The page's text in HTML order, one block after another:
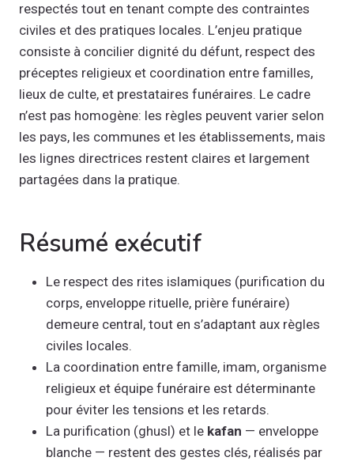
respectés tout en tenant compte des contraintes
civiles et des pratiques locales. L’enjeu pratique
consiste à concilier dignité du défunt, respect des
préceptes religieux et coordination entre familles,
lieux de culte, et prestataires funéraires. Le cadre
n’est pas homogène: les règles peuvent varier selon
les pays, les communes et les établissements, mais
les lignes directrices restent claires et largement
partagées dans la pratique.
Résumé exécutif
Le respect des rites islamiques (purification du
corps, enveloppe rituelle, prière funéraire)
demeure central, tout en s’adaptant aux règles
civiles locales.
La coordination entre famille, imam, organisme
religieux et équipe funéraire est déterminante
pour éviter les tensions et les retards.
La purification (ghusl) et le kafan — enveloppe
blanche — restent des gestes clés, réalisés par